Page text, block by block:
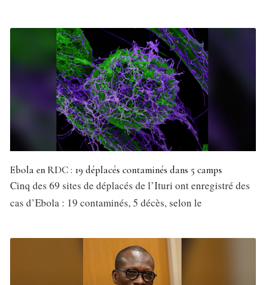
Ebola en RDC : 19 déplacés contaminés dans 5 camps
Cinq des 69 sites de déplacés de l’Ituri ont enregistré des
cas d’Ebola : 19 contaminés, 5 décès, selon le